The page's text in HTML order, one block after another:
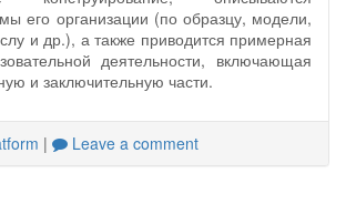
его организации (по образцу, модели,
и др.), а также приводится примерная
деятельности, включающая
и заключительную части.
| Leave a comment